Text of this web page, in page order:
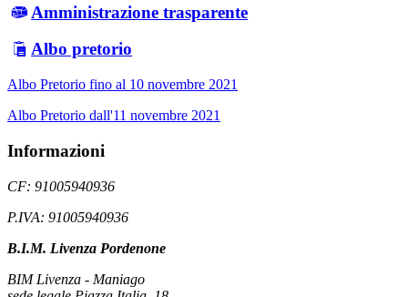
Amministrazione trasparente
Albo pretorio
Albo Pretorio fino al 10 novembre 2021
Albo Pretorio dall'11 novembre 2021
Informazioni
CF: 91005940936
P.IVA: 91005940936
B.I.M. Livenza Pordenone
BIM Livenza - Maniago